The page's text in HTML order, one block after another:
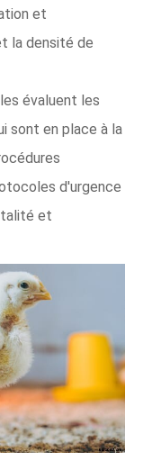
et
la densité de
évaluent les
sont en place à la
d'urgence
et